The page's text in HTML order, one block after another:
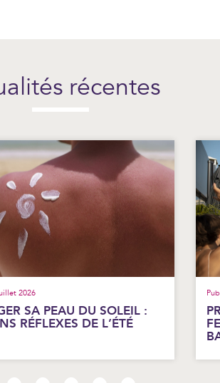
récentes
2026
SA PEAU DU SOLEIL :
RÉFLEXES DE L’ÉTÉ